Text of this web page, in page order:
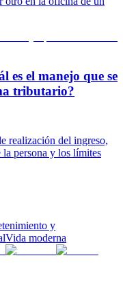
es el manejo que se
tributario?
realización del ingreso,
persona y los límites
y
Vida moderna